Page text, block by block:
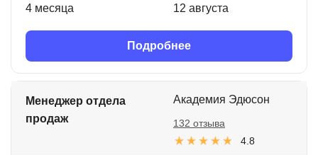
4 месяца 12 августа
Подробнее
Менеджер отдела
продаж
Академия Эдюсон
4.8
132 отзыва